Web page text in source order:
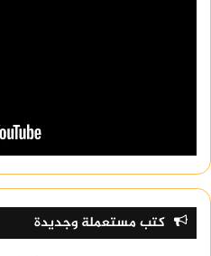
كتب مستعملة وجديدة